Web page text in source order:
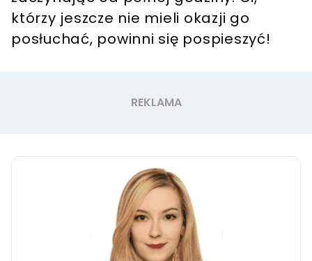
którzy jeszcze nie mieli okazji go
posłuchać, powinni się pospieszyć!